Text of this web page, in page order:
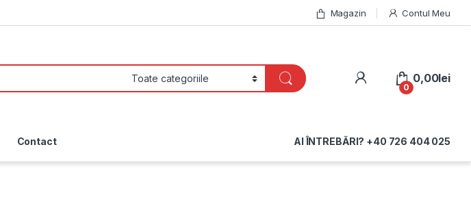
Magazin Contul Meu
My Account
0
0,00lei
Contact AI ÎNTREBĂRI? +40 726 404 025